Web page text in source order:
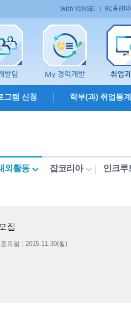
RC융합대
With YONSEI
취업
My 경력개발
발팀
그램 신청 학부(과) 취업통계
외활동 잡코리아 인크루
집
료일 : 2015.11.30(월)